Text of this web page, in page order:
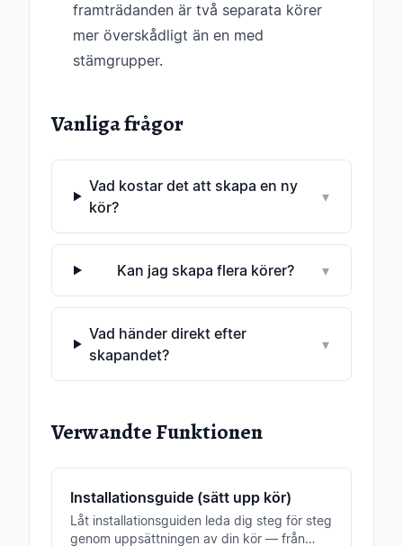
framträdanden är två separata körer
mer överskådligt än en med
stämgrupper.
Vanliga frågor
Vad kostar det att skapa en ny
kör?
▾
Kan jag skapa flera körer? ▾
Vad händer direkt efter
skapandet?
▾
Verwandte Funktionen
Installationsguide (sätt upp kör)
Låt installationsguiden leda dig steg för steg
genom uppsättningen av din kör — från